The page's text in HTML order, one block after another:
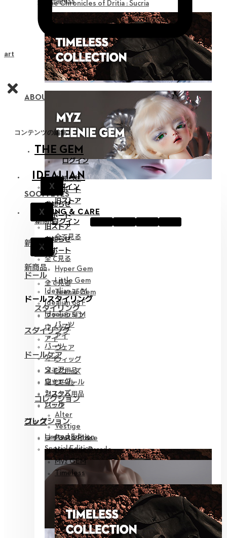
The Chronicles of Dritia : Sucria
ABOUT NEOR 13
SOOM EYES
STYLING & CARE
ログイン
X
お知らせ
サポート
新商品
全て見る
ドールスタイリング
ファッション
ウィッグ
アイ
ドールケア
メイク用品
組立てツール
カスタム用品
バッグ
グッズ
ライフスタイル
IDEALIAN
ログイン
X
お知らせ
サポート
旧ストア
新商品
全て見る
ドール
Idealian 75 M
Idealian 68 F
Idealian 51 M
スタイリング
パーツ
アイ
ウェア
ウィッグ
シューズ
ツール
コレクション
Limited Edition
Special Edition
コンテンツの編集
THE GEM
ログイン
X
お知らせ
サポート
旧ストア
新商品
全て見る
ドール
Hyper Gem
Little Gem
Teenie Gem
スタイリング
パーツ
アイ
ウェア
ウィッグ
シューズ
ツール
コレクション
Alter
Vestige
Poetic Prose
Nocturne Parade
Myz GEM
Timeless